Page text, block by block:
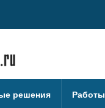
решения Работы